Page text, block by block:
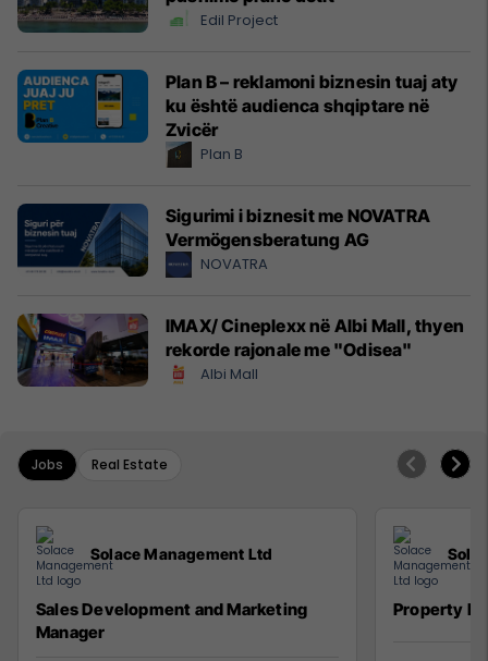
Edil Project
Plan B – reklamoni biznesin tuaj aty
ku është audienca shqiptare në
Zvicër
Plan B
Sigurimi i biznesit me NOVATRA
Vermögensberatung AG
NOVATRA
IMAX/ Cineplexx në Albi Mall, thyen
rekorde rajonale me "Odisea"
Albi Mall
Jobs Real Estate
Solace Management Ltd
Sales Development and Marketing
Manager
Property